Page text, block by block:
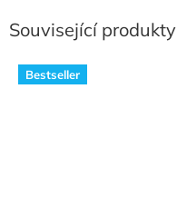
Související produkty
Bestseller